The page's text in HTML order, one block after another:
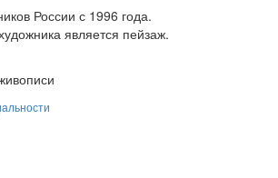
России с 1996 года.
является пейзаж.